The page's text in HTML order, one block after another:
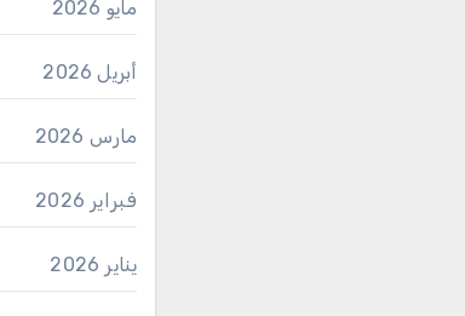
مايو 2026
أبريل 2026
مارس 2026
فبراير 2026
يناير 2026